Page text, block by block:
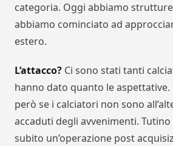
categoria. Oggi abbiamo
abbiamo cominciato ad
estero.
L’attacco? Ci sono stati tanti
hanno dato quanto le aspettative.
però se i calciatori non sono
accaduti degli avvenimenti. Tutino
subito un’operazione post